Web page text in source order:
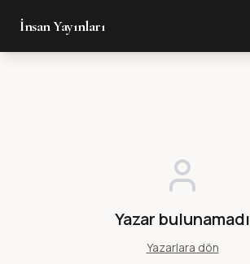
İnsan Yayınları
Yazar bulunamadı
Yazarlara dön